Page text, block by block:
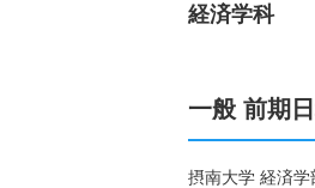
経済学科
一般 前期
摂南大学 経済